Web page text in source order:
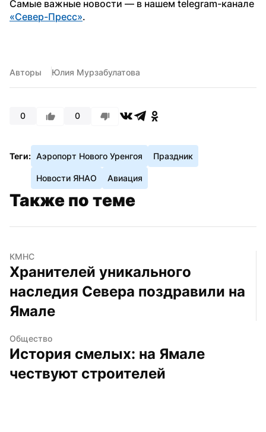
«Север-Пресс».
Авторы Юлия Мурзабулатова
0 0
Теги: Аэропорт Нового Уренгоя Праздник
Новости ЯНАО Авиация
Также по теме
КМНС
Хранителей уникального
наследия Севера поздравили на
Ямале
Общество
История смелых: на Ямале
чествуют строителей